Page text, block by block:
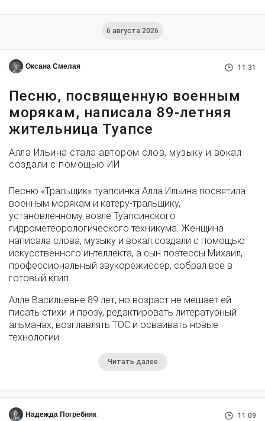
6 августа 2026
Оксана Смелая 11:31
Песню, посвященную военным
морякам, написала 89-летняя
жительница Туапсе
Алла Ильина стала автором слов, музыку и вокал
создали с помощью ИИ
Песню «Тральщик» туапсинка Алла Ильина посвятила
военным морякам и катеру-тральщику,
установленному возле Туапсинского
гидрометеорологического техникума. Женщина
написала слова, музыку и вокал создали с помощью
искусственного интеллекта, а сын поэтессы Михаил,
профессиональный звукорежиссёр, собрал всё в
готовый клип.
Алле Васильевне 89 лет, но возраст не мешает ей
писать стихи и прозу, редактировать литературный
альманах, возглавлять ТОС и осваивать новые
технологии.
Читать далее
Надежда Погребняк 11:09